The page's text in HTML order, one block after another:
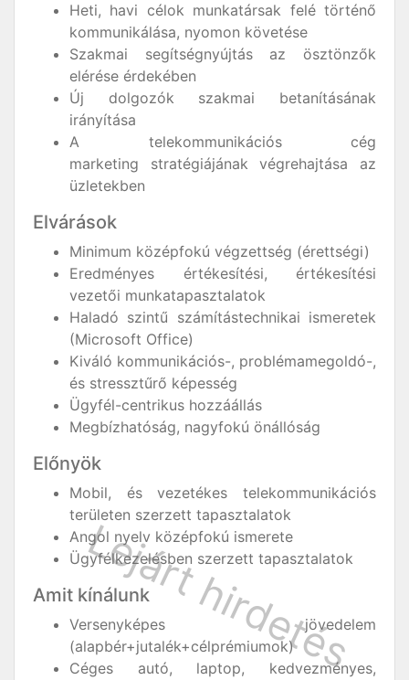
Heti, havi célok munkatársak felé történő
kommunikálása, nyomon követése
Szakmai segítségnyújtás az ösztönzők
elérése érdekében
Új dolgozók szakmai betanításának
irányítása
A telekommunikációs cég
marketing stratégiájának végrehajtása az
üzletekben
Elvárások
Minimum középfokú végzettség (érettségi)
Eredményes értékesítési, értékesítési
vezetői munkatapasztalatok
Haladó szintű számítástechnikai ismeretek
(Microsoft Office)
Kiváló kommunikációs-, problémamegoldó-,
és stressztűrő képesség
Ügyfél-centrikus hozzáállás
Megbízhatóság, nagyfokú önállóság
Előnyök
Mobil, és vezetékes telekommunikációs
területen szerzett tapasztalatok
Angol nyelv középfokú ismerete
Ügyfélkezelésben szerzett tapasztalatok
Amit kínálunk
Versenyképes jövedelem
(alapbér+jutalék+célprémiumok)
Céges autó, laptop, kedvezményes,